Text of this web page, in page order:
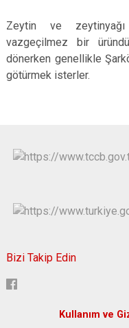
Zeytin ve zeytinyağı
vazgeçilmez bir
dönerken genellikle
götürmek isterler.
Bizi Takip Edin
Kullanım ve